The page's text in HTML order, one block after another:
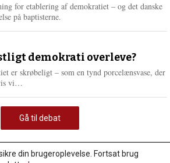
for etablering af demokratiet – og det danske
på baptisterne.
demokrati overleve?
er skrøbeligt – som en tynd porcelænsvase, der
vi…
m
e
e
Gå til debat
din brugeroplevelse. Fortsat brug